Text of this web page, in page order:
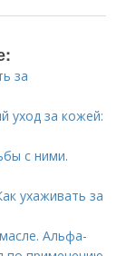
за
уход за кожей:
с ними.
ухаживать за
Альфа-